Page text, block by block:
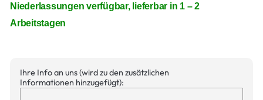
Niederlassungen verfügbar, lieferbar in 1 – 2
Arbeitstagen
Ihre Info an uns (wird zu den zusätzlichen
Informationen hinzugefügt):